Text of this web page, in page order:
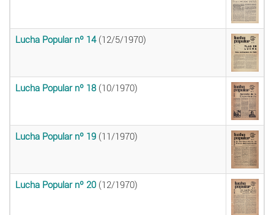
Lucha Popular nº 14(12/5/1970)
Lucha Popular nº 18(10/1970)
Lucha Popular nº 19 (11/1970)
Lucha Popular nº 20(12/1970)